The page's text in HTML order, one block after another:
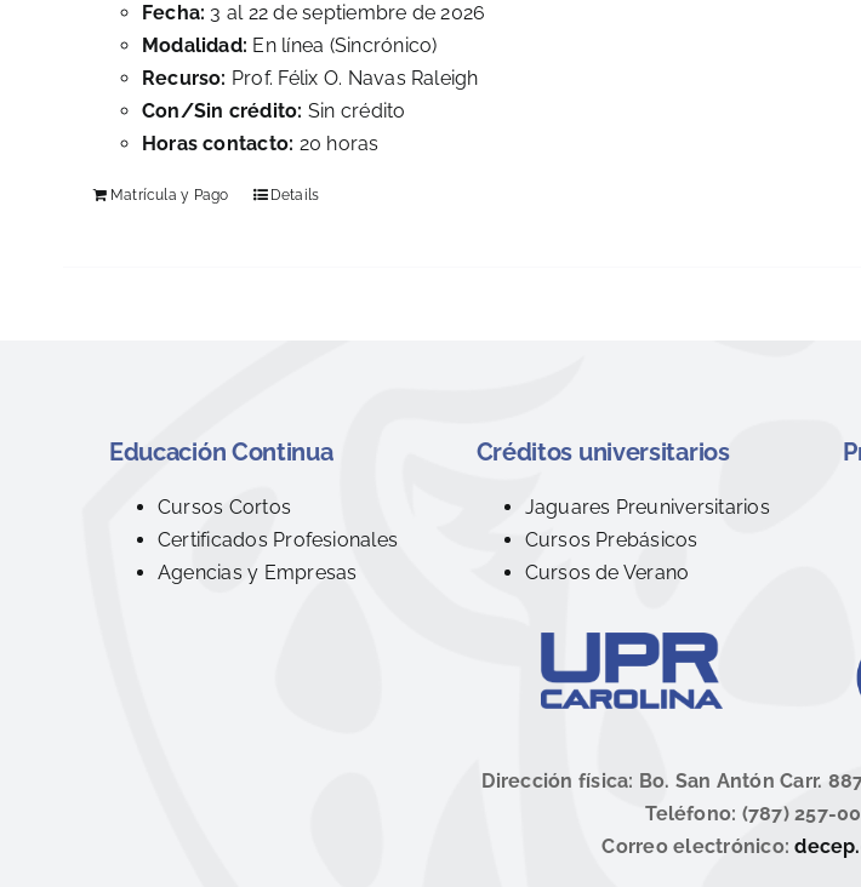
Fecha: 3 al 22 de septiembre de 2026
Modalidad: En línea (Sincrónico)
Recurso: Prof. Félix O. Navas Raleigh
Con/Sin crédito: Sin crédito
Horas contacto: 20 horas
Matrícula y Pago Details
Educación Continua
Cursos Cortos
Certificados Profesionales
Agencias y Empresas
Créditos universitarios
Jaguares Preuniversitarios
Cursos Prebásicos
Cursos de Verano
Dirección física: Bo. San Antón Carr.
Teléfono: (787) 257-
Correo electrónico: